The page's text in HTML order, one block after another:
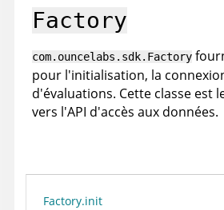
Factory
com.ouncelabs.sdk.Factory
pour l'initialisation, la
d'évaluations. Cette classe est
vers l'API d'accès aux données.
Factory.init